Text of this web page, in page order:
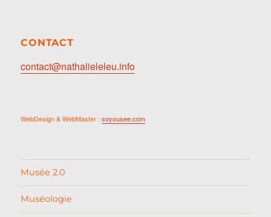
CONTACT
contact@nathalieleleu.info
WebDesign & WebMaster :soyousee.com
Musée 2.0
Muséologie